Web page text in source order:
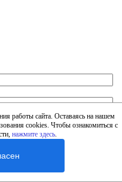
работы сайта. Оставаясь на нашем
cookies. Чтобы ознакомиться с
нажмите здесь.